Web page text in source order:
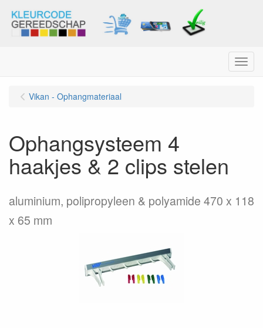
Menu
Vikan - Ophangmateriaal
Ophangsysteem 4
haakjes & 2 clips stelen
aluminium, polipropyleen & polyamide 470 x 118
x 65 mm